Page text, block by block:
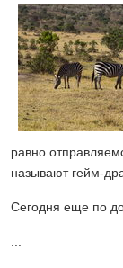
равно
называют гейм-
Сегодня еще по